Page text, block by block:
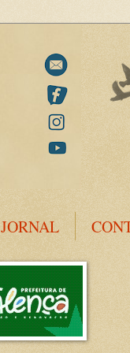
JORNAL